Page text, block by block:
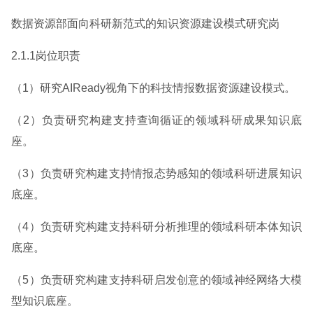
数据资源部面向科研新范式的知识资源建设模式研究岗
2.1.1岗位职责
（1）研究AIReady视角下的科技情报数据资源建设模式。
（2）负责研究构建支持查询循证的领域科研成果知识底
座。
（3）负责研究构建支持情报态势感知的领域科研进展知识
底座。
（4）负责研究构建支持科研分析推理的领域科研本体知识
底座。
（5）负责研究构建支持科研启发创意的领域神经网络大模
型知识底座。